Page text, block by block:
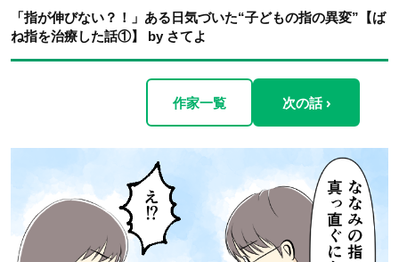
「指が伸びない？！」ある日気づいた“子どもの指の異変”【ば
ね指を治療した話①】 by さてよ
作家一覧 次の話 ›